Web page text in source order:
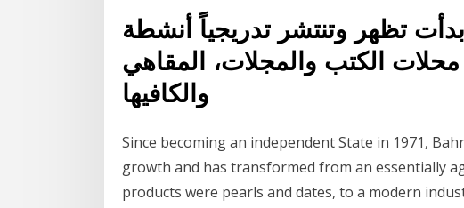
ولكن منذ عام ٢٠٠٠ بدأت تظهر وتنتشر تدريجياً أنشطة
الكتب والمجلات، المقاهي
والكافيها
Since becoming an independent State in 1971,
growth and has transformed from an essentially
products were pearls and dates, to a modern